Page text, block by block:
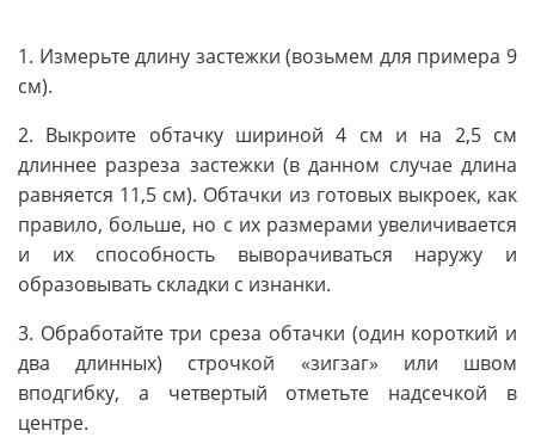
1. Измерьте длину застежки (возьмем для примера 9
см).
2. Выкроите обтачку шириной 4 см и на 2,5 см
длиннее разреза застежки (в данном случае длина
равняется 11,5 см). Обтачки из готовых выкроек, как
правило, больше, но с их размерами увеличивается
и их способность выворачиваться наружу и
образовывать складки с изнанки.
3. Обработайте три среза обтачки (один короткий и
два длинных) строчкой «зигзаг» или швом
вподгибку, а четвертый отметьте надсечкой в
центре.